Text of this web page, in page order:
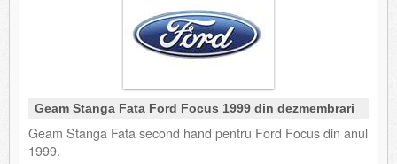
Geam Stanga Fata Ford Focus 1999 din dezmembrari
Geam Stanga Fata second hand pentru Ford Focus din anul
1999.